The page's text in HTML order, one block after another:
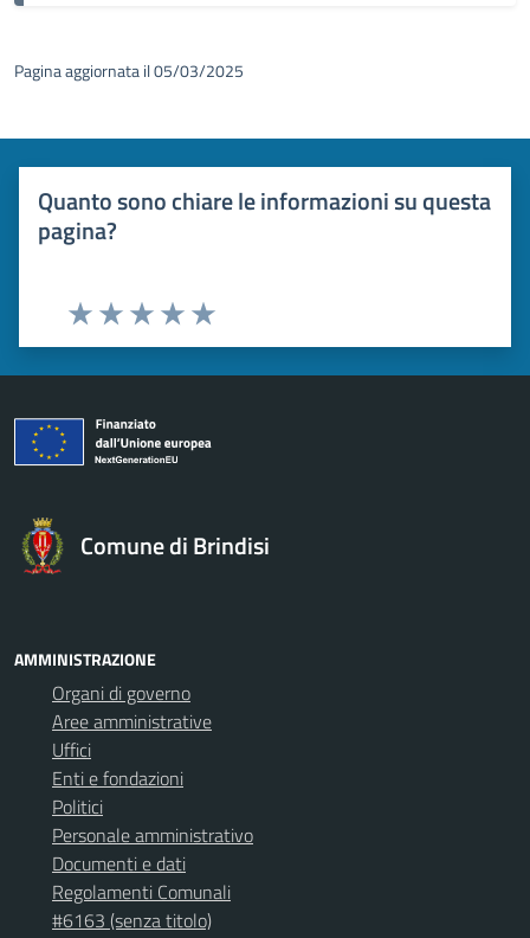
Pagina aggiornata il 05/03/2025
Quanto sono chiare le informazioni su questa
pagina?
Valuta 5 stelle su 5
Valuta 4 stelle su 5
Valuta 3 stelle su 5
Valuta 2 stelle su 5
Valuta 1 stelle su 5
Comune di Brindisi
AMMINISTRAZIONE
Organi di governo
Aree amministrative
Uffici
Enti e fondazioni
Politici
Personale amministrativo
Documenti e dati
Regolamenti Comunali
#6163 (senza titolo)